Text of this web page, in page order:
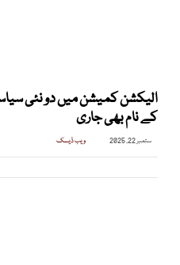
الیکشن کمیشن میں دو نئی
کے نام بھی جاری
ستمبر 22, 2025 ویب ڈیسک